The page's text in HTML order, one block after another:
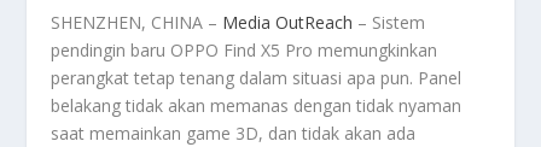
SHENZHEN, CHINA – Media OutReach – Sistem
pendingin baru OPPO Find X5 Pro memungkinkan
perangkat tetap tenang dalam situasi apa pun. Panel
belakang tidak akan memanas dengan tidak nyaman
saat memainkan game 3D, dan tidak akan ada